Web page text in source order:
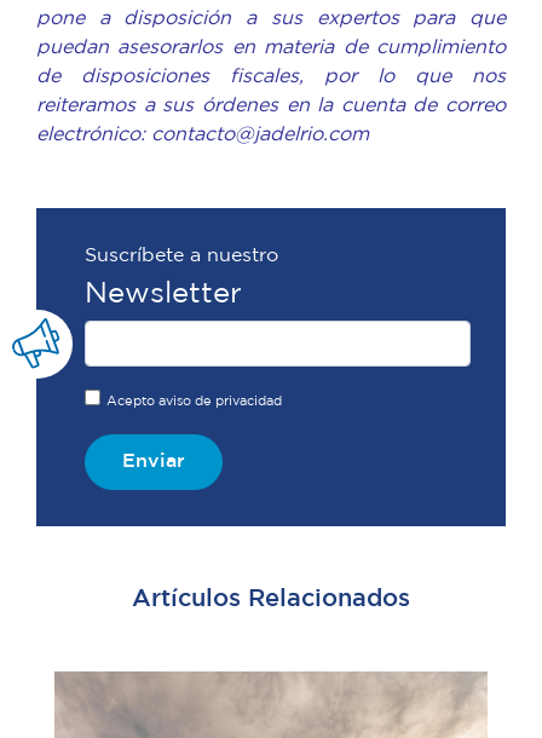
pone a disposición a sus expertos para que
puedan asesorarlos en materia de cumplimiento
de disposiciones fiscales, por lo que nos
reiteramos a sus órdenes en la cuenta de correo
electrónico: contacto@jadelrio.com
Suscríbete a nuestro
Newsletter
Acepto aviso de privacidad
Enviar
Artículos Relacionados